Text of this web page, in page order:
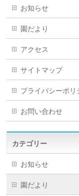
お知らせ
園だより
アクセス
サイトマップ
プライバシーポリ
お問い合わせ
カテゴリー
お知らせ
園だより